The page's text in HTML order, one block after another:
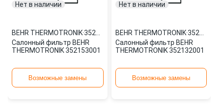
Нет в наличии
BEHR THERMOTRONIK·
Салонный фильтр BEHR
THERMOTRONIK 352153001
Возможные замены
Нет в наличии
BEHR THERMOTRONIK·
Салонный фильтр BEHR
THERMOTRONIK 352132001
Возможные замены